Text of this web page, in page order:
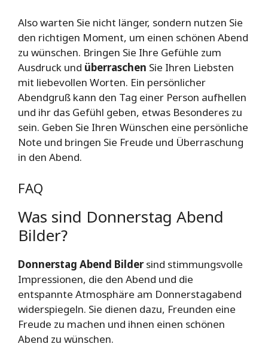
Also warten Sie nicht länger, sondern nutzen Sie
den richtigen Moment, um einen schönen Abend
zu wünschen. Bringen Sie Ihre Gefühle zum
Ausdruck und überraschen Sie Ihren Liebsten
mit liebevollen Worten. Ein persönlicher
Abendgruß kann den Tag einer Person aufhellen
und ihr das Gefühl geben, etwas Besonderes zu
sein. Geben Sie Ihren Wünschen eine persönliche
Note und bringen Sie Freude und Überraschung
in den Abend.
FAQ
Was sind Donnerstag Abend
Bilder?
Donnerstag Abend Bildersind stimmungsvolle
Impressionen, die den Abend und die
entspannte Atmosphäre am Donnerstagabend
widerspiegeln. Sie dienen dazu, Freunden eine
Freude zu machen und ihnen einen schönen
Abend zu wünschen.